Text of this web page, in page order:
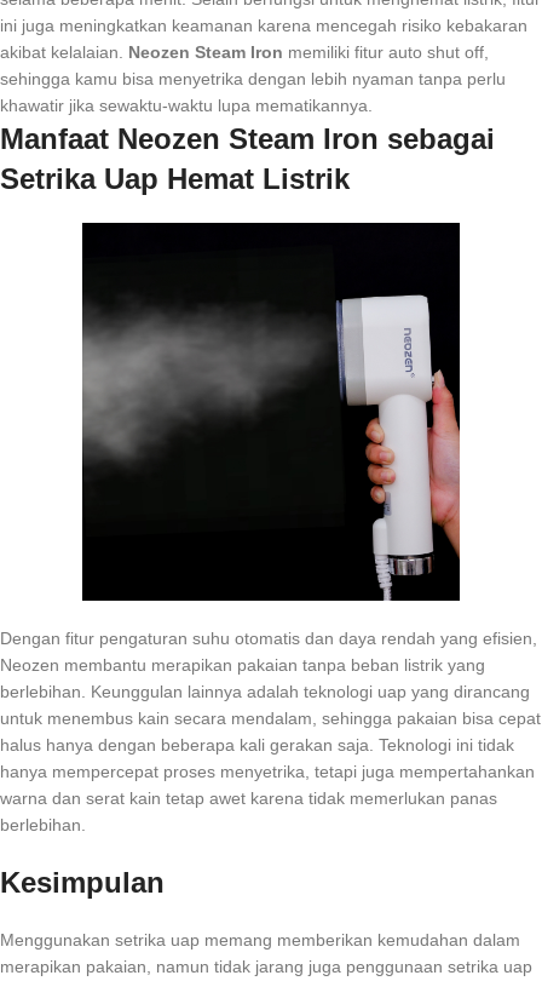
ini juga meningkatkan keamanan karena mencegah risiko kebakaran
akibat kelalaian. Neozen Steam Iron memiliki fitur auto shut off,
sehingga kamu bisa menyetrika dengan lebih nyaman tanpa perlu
khawatir jika sewaktu-waktu lupa mematikannya.
Manfaat Neozen Steam Iron sebagai
Setrika Uap Hemat Listrik
Dengan fitur pengaturan suhu otomatis dan daya rendah yang efisien,
Neozen membantu merapikan pakaian tanpa beban listrik yang
berlebihan. Keunggulan lainnya adalah teknologi uap yang dirancang
untuk menembus kain secara mendalam, sehingga pakaian bisa cepat
halus hanya dengan beberapa kali gerakan saja. Teknologi ini tidak
hanya mempercepat proses menyetrika, tetapi juga mempertahankan
warna dan serat kain tetap awet karena tidak memerlukan panas
berlebihan.
Kesimpulan
Menggunakan setrika uap memang memberikan kemudahan dalam
merapikan pakaian, namun tidak jarang juga penggunaan setrika uap